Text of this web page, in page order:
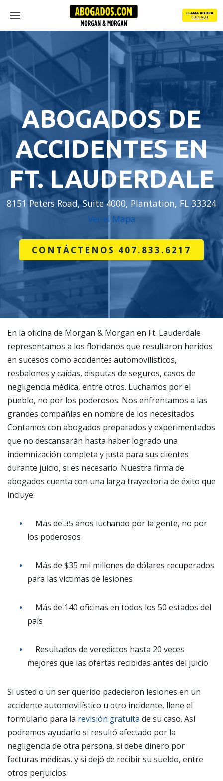
main
content
Menu
LLAMA AHORA
CLICK AQUÍ
ABOGADOS DE
ACCIDENTES EN
FT. LAUDERDALE
8151 Peters Road, Suite 4000, Plantation, FL 33324
Ver el Mapa
CONTÁCTENOS 407.833.6217
En la oficina de Morgan & Morgan en Ft. Lauderdale
representamos a los floridanos que resultaron heridos
en sucesos como accidentes automovilísticos,
resbalones y caídas, disputas de seguros, casos de
negligencia médica, entre otros. Luchamos por el
pueblo, no por los poderosos. Nos enfrentamos a las
grandes compañías en nombre de los necesitados.
Contamos con abogados preparados y experimentados
que no descansarán hasta haber logrado una
indemnización completa y justa para sus clientes
durante juicio, si es necesario. Nuestra firma de
abogados cuenta con una larga trayectoria de éxito que
incluye:
Más de 35 años luchando por la gente, no por
los poderosos
Más de $35 mil millones de dólares recuperados
para las víctimas de lesiones
Más de 140 oficinas en todos los 50 estados del
país
Resultados de veredictos hasta 20 veces
mejores que las ofertas recibidas antes del juicio
Si usted o un ser querido padecieron lesiones en un
accidente automovilístico u otro incidente, llene el
formulario para la revisión gratuita de su caso. Así
podremos ayudarlo si resultó afectado por la
negligencia de otra persona, si debe dinero por
facturas médicas, y si dejó de recibir su sueldo, entre
otros perjuicios.